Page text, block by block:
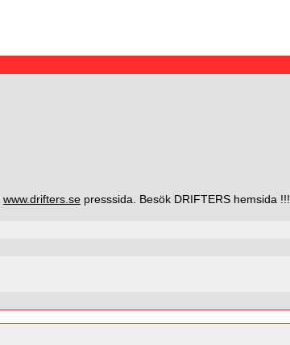
www.drifters.se presssida. Besök DRIFTERS hemsida !!!